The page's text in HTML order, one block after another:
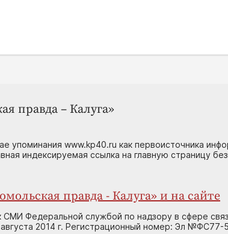
правда – Калуга»
упоминания www.kp40.ru как первоисточника
индексируемая ссылка на главную страницу
правда - Калуга» и на сайте
СМИ Федеральной службой по надзору в сфере
2014 г. Регистрационный номер: Эл №ФС77-